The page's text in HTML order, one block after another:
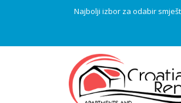
Najbolji izbor za odabir